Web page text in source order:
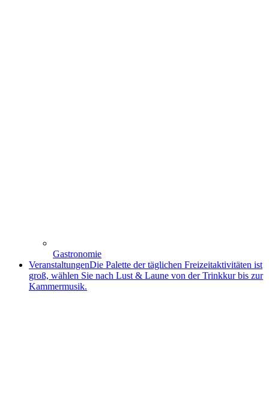
Gastronomie
VeranstaltungenDie Palette der täglichen Freizeitaktivitäten ist
groß, wählen Sie nach Lust & Laune von der Trinkkur bis zur
Kammermusik.